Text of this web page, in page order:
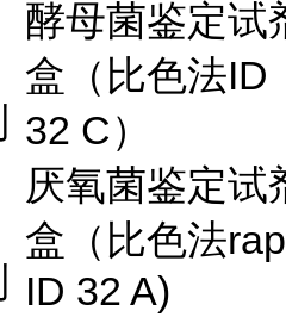
酵母菌鉴定试
盒（比色法ID
32 C）
厌氧菌鉴定试
盒（比色法
ID 32 A)